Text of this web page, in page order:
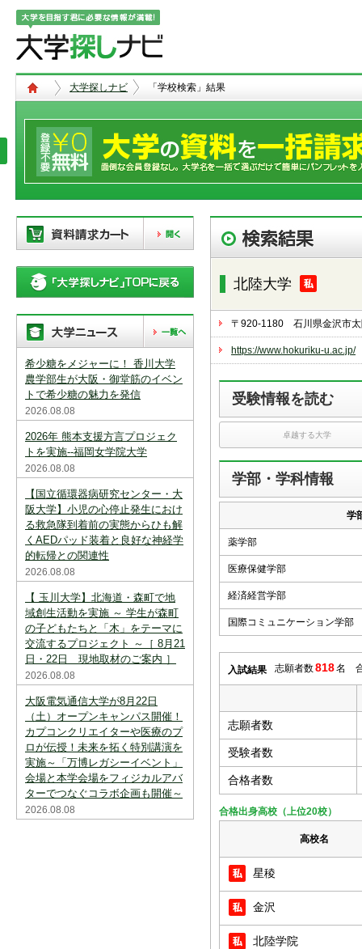
大学探しナビ 「学校検索」結果
現在、以下の学校を「資料請求カー
ト」に登録しています。「資料請求
カート」に登録できる学校は20校ま
リストから「削除」ボタンで登録を
削除して下さい。
「資料請求カート」の登録情報は、アクセ
スを中断すると消えてしまいます。ご注意
下さい。
※現在登録されている大学はありません。
※「資料請求カート」に登録できる学校は
20校までです。
希少糖をメジャーに！ 香川大学
農学部生が大阪・御堂筋のイベン
トで希少糖の魅力を発信
2026.08.08
2026年 熊本支援方言プロジェク
トを実施--福岡女学院大学
2026.08.08
【国立循環器病研究センター・大
阪大学】小児の心停止発生におけ
る救急隊到着前の実態からひも解
くAEDパッド装着と良好な神経学
的転帰との関連性
2026.08.08
【 玉川大学】北海道・森町で地
域創生活動を実施 ～ 学生が森町
の子どもたちと「木」をテーマに
交流するプロジェクト ～［ 8月21
日・22日 現地取材のご案内 ］
2026.08.08
大阪電気通信大学が8月22日
（土）オープンキャンパス開催！
カプコンクリエイターや医療のプ
ロが伝授！未来を拓く特別講演を
実施～「万博レガシーイベント」
会場と本学会場をフィジカルアバ
ターでつなぐコラボ企画も開催～
2026.08.08
北陸大学
〒920-1180 石川県金沢市太
https://www.hokuriku-u.ac.jp/
受験情報を読む
卓越する大学
学部・学科情報
学
薬学部
医療保健学部
経済経営学部
国際コミュニケーション学部
入試結果 志願者数818名
志願者数
受験者数
合格者数
合格出身高校（上位20校）
高校名
星稜
金沢
北陸学院